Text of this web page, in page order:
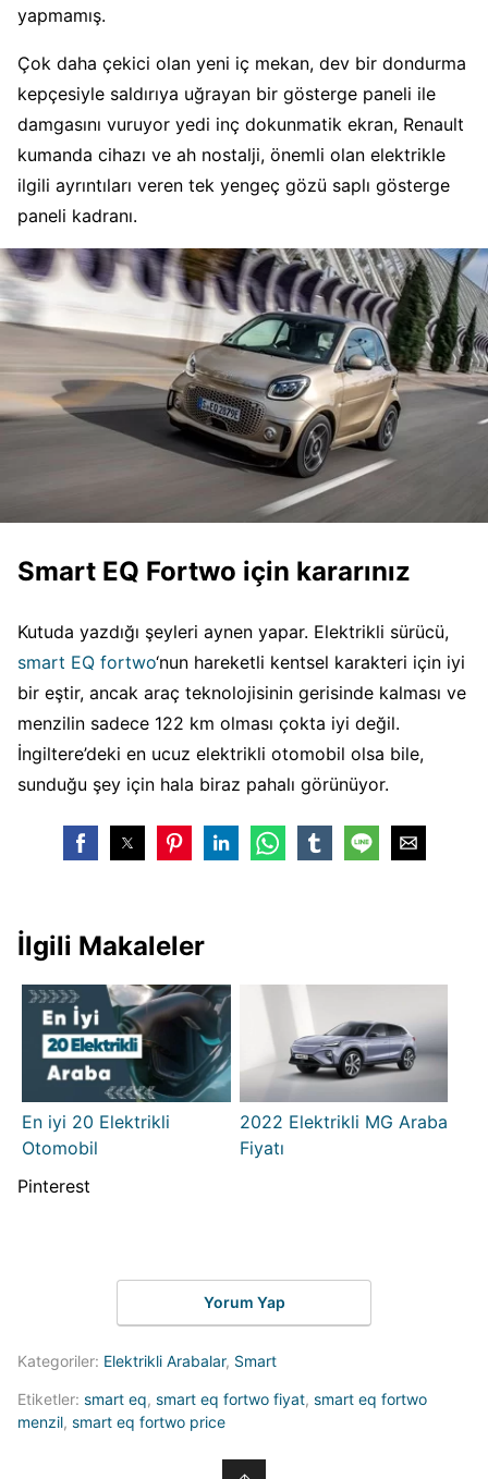
yapmamış.
Çok daha çekici olan yeni iç mekan, dev bir dondurma
kepçesiyle saldırıya uğrayan bir gösterge paneli ile
damgasını vuruyor yedi inç dokunmatik ekran, Renault
kumanda cihazı ve ah nostalji, önemli olan elektrikle
ilgili ayrıntıları veren tek yengeç gözü saplı gösterge
paneli kadranı.
Smart EQ Fortwo için kararınız
Kutuda yazdığı şeyleri aynen yapar. Elektrikli sürücü,
smart EQ fortwo‘nun hareketli kentsel karakteri için iyi
bir eştir, ancak araç teknolojisinin gerisinde kalması ve
menzilin sadece 122 km olması çokta iyi değil.
İngiltere’deki en ucuz elektrikli otomobil olsa bile,
sunduğu şey için hala biraz pahalı görünüyor.
İlgili Makaleler
En iyi 20 Elektrikli
Otomobil
2022 Elektrikli MG Araba
Fiyatı
Pinterest
Yorum Yap
Kategoriler: Elektrikli Arabalar, Smart
Etiketler: smart eq, smart eq fortwo fiyat, smart eq fortwo
menzil, smart eq fortwo price